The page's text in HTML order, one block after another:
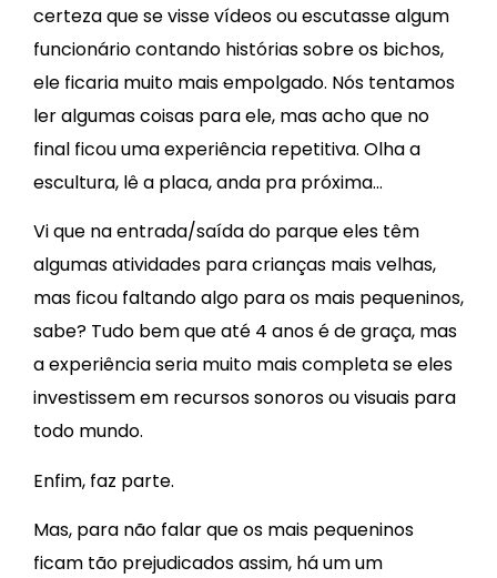
certeza que se visse vídeos ou escutasse algum
funcionário contando histórias sobre os bichos,
ele ficaria muito mais empolgado. Nós tentamos
ler algumas coisas para ele, mas acho que no
final ficou uma experiência repetitiva. Olha a
escultura, lê a placa, anda pra próxima…
Vi que na entrada/saída do parque eles têm
algumas atividades para crianças mais velhas,
mas ficou faltando algo para os mais pequeninos,
sabe? Tudo bem que até 4 anos é de graça, mas
a experiência seria muito mais completa se eles
investissem em recursos sonoros ou visuais para
todo mundo.
Enfim, faz parte.
Mas, para não falar que os mais pequeninos
ficam tão prejudicados assim, há um um